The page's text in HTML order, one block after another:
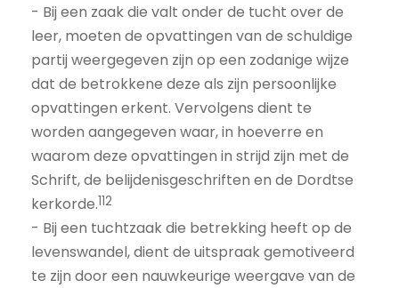
- Bij een zaak die valt onder de tucht over de
leer, moeten de opvattingen van de schuldige
partij weergegeven zijn op een zodanige wijze
dat de betrokkene deze als zijn persoonlijke
opvattingen erkent. Vervolgens dient te
worden aangegeven waar, in hoeverre en
waarom deze opvattingen in strijd zijn met de
Schrift, de belijdenisgeschriften en de Dordtse
kerkorde.112
- Bij een tuchtzaak die betrekking heeft op de
levenswandel, dient de uitspraak gemotiveerd
te zijn door een nauwkeurige weergave van de